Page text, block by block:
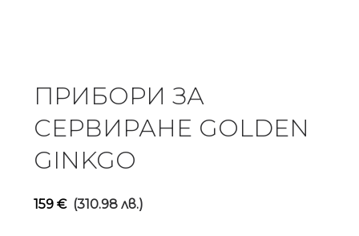
ПРИБОРИ ЗА
СЕРВИРАНЕ GOLDEN
GINKGO
159 € (310.98 лв.)